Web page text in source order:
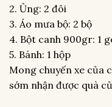
2. Ủng: 2 đôi
3. Áo mưa bộ: 2 bộ
4. Bột canh 900gr: 1
5. Bánh: 1 hộp
Mong chuyến xe của
sớm nhận được quà